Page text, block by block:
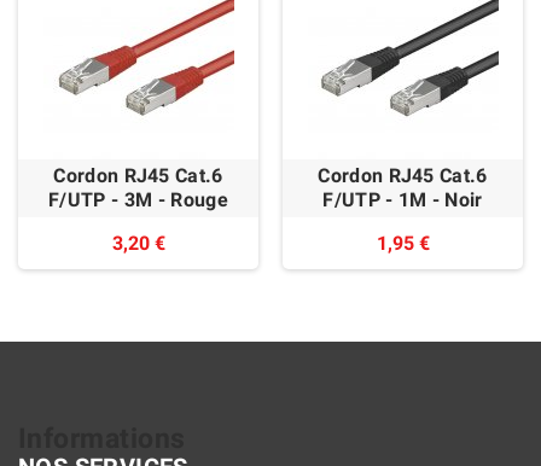
Cordon RJ45 Cat.6
F/UTP - 3M - Rouge
3,20 €
Cordon RJ45 Cat.6
F/UTP - 1M - Noir
1,95 €